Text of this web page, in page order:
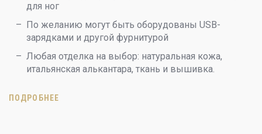
для ног
По желанию могут быть оборудованы USB-
зарядками и другой фурнитурой
Любая отделка на выбор: натуральная кожа,
итальянская алькантара, ткань и вышивка.
ПОДРОБНЕЕ